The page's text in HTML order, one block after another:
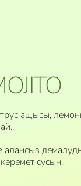
ащысы,
алаңсыз
сусын.